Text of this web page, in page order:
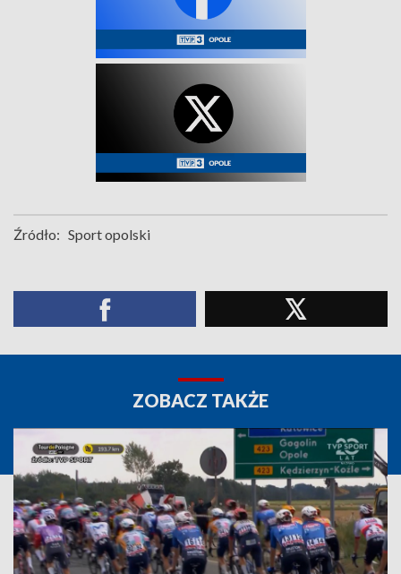
Źródło: Sport opolski
ZOBACZ TAKŻE